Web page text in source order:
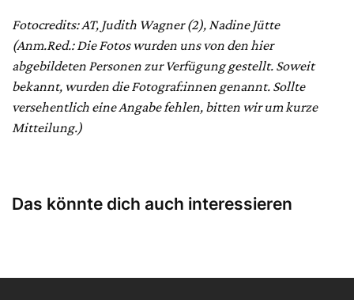
Fotocredits: AT, Judith Wagner (2), Nadine Jütte
(Anm.Red.: Die Fotos wurden uns von den hier
abgebildeten Personen zur Verfügung gestellt. Soweit
bekannt, wurden die Fotograf:innen genannt. Sollte
versehentlich eine Angabe fehlen, bitten wir um kurze
Mitteilung.)
Das könnte dich auch interessieren